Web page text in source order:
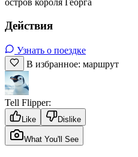
остров короля Георга
Действия
Узнать о поездке
В избранное: маршрут
Tell Flipper:
Like Dislike
What You'll See